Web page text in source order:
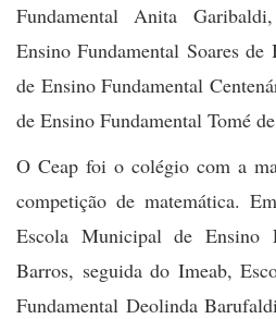
Fundamental Anita
Ensino Fundamental Soares
de Ensino Fundamental
de Ensino Fundamental Tomé
O Ceap foi o colégio com a
competição de matemática.
Escola Municipal de Ensino
Barros, seguida do Imeab,
Fundamental Deolinda